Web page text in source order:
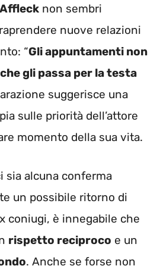
non sembri
nuove relazioni
“Gli appuntamenti non
gli passa per la testa
suggerisce una
sulle priorità dell’attore
momento della sua vita.
sia alcuna conferma
un possibile ritorno di
coniugi, è innegabile che
rispetto reciproco e un
. Anche se forse non